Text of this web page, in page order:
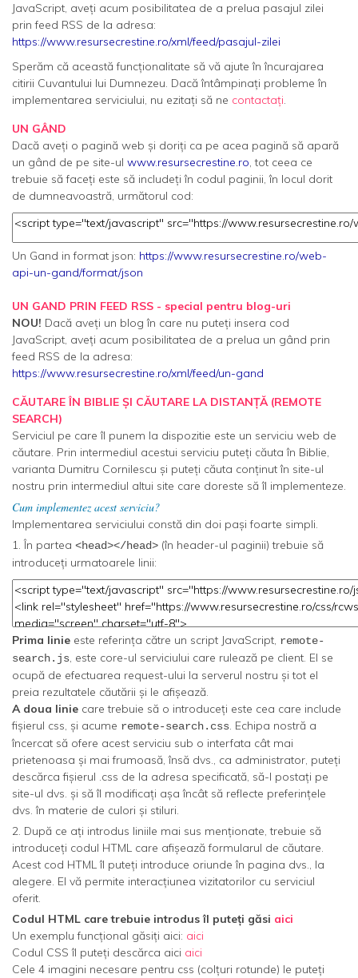
JavaScript, aveți acum posibilitatea de a prelua pasajul zilei
prin feed RSS de la adresa:
https://www.resursecrestine.ro/xml/feed/pasajul-zilei
Sperăm că această funcționalitate să vă ajute în încurajarea
citirii Cuvantului lui Dumnezeu. Dacă întâmpinați probleme în
implementarea serviciului, nu ezitați să ne contactați.
UN GÂND
Dacă aveți o pagină web și doriți ca pe acea pagină să apară
un gând de pe site-ul www.resursecrestine.ro, tot ceea ce
trebuie să faceți este să includeți în codul paginii, în locul dorit
de dumneavoastră, următorul cod:
Un Gand in format json: https://www.resursecrestine.ro/web-
api-un-gand/format/json
UN GAND PRIN FEED RSS - special pentru blog-uri
NOU! Dacă aveți un blog în care nu puteți insera cod
JavaScript, aveți acum posibilitatea de a prelua un gând prin
feed RSS de la adresa:
https://www.resursecrestine.ro/xml/feed/un-gand
CĂUTARE ÎN BIBLIE ȘI CĂUTARE LA DISTANȚĂ (REMOTE
SEARCH)
Serviciul pe care îl punem la dispozitie este un serviciu web de
căutare. Prin intermediul acestui serviciu puteți căuta în Biblie,
varianta Dumitru Cornilescu și puteți căuta conținut în site-ul
nostru prin intermediul altui site care doreste să îl implementeze.
Cum implementez acest serviciu?
Implementarea serviciului constă din doi pași foarte simpli.
1. În partea <head></head> (în header-ul paginii) trebuie să
introduceți urmatoarele linii:
Prima linie este referința către un script JavaScript, remote-
search.js, este core-ul serviciului care rulează pe client. El se
ocupă de efectuarea request-ului la serverul nostru și tot el
preia rezultatele căutării și le afișează.
A doua linie care trebuie să o introduceți este cea care include
fișierul css, și acume remote-search.css. Echipa nostră a
încercat să ofere acest serviciu sub o interfata cât mai
prietenoasa și mai frumoasă, însă dvs., ca administrator, puteți
descărca fișierul .css de la adresa specificată, să-l postați pe
site-ul dvs. și să îl modificați așa încât să reflecte preferințele
dvs. în materie de culori și stiluri.
2. După ce ați introdus liniile mai sus menționate, trebuie să
introduceți codul HTML care afișează formularul de căutare.
Acest cod HTML îl puteți introduce oriunde în pagina dvs., la
alegere. El vă permite interacțiunea vizitatorilor cu serviciul
oferit.
Codul HTML care trebuie introdus îl puteți găsi aici
Un exemplu funcțional găsiți aici: aici
Codul CSS îl puteți descărca aici aici
Cele 4 imagini necesare pentru css (colțuri rotunde) le puteți